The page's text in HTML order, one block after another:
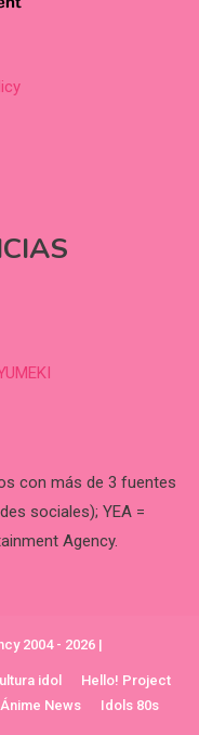
con más de 3 fuentes
sociales); YEA =
Agency.
2004 - 2026 |
idol
Hello! Project
Ánime News
Idols 80s